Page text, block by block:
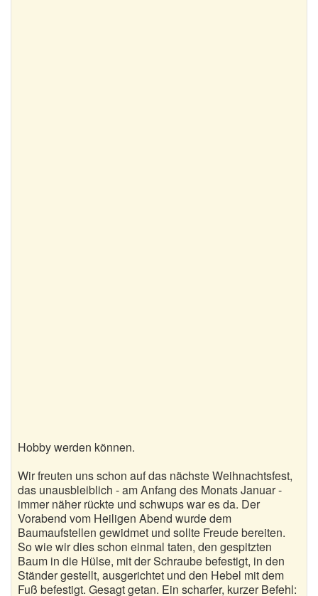
Hobby werden können.
Wir freuten uns schon auf das nächste Weihnachtsfest,
das unausbleiblich - am Anfang des Monats Januar -
immer näher rückte und schwups war es da. Der
Vorabend vom Heiligen Abend wurde dem
Baumaufstellen gewidmet und sollte Freude bereiten.
So wie wir dies schon einmal taten, den gespitzten
Baum in die Hülse, mit der Schraube befestigt, in den
Ständer gestellt, ausgerichtet und den Hebel mit dem
Fuß befestigt. Gesagt getan. Ein scharfer, kurzer Befehl: